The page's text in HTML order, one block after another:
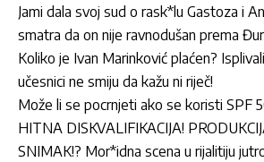
Jami dala svoj sud o rask*lu Gastoza i
smatra da on nije ravnodušan prema
Koliko je Ivan Marinković plaćen?
učesnici ne smiju da kažu ni riječ!
Može li se pocrnjeti ako se koristi SPF
HITNA DISKVALIFIKACIJA!
SNIMAK!? Mor*idna scena u rijalitiju